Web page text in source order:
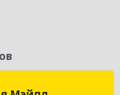
Компания Мэйпл